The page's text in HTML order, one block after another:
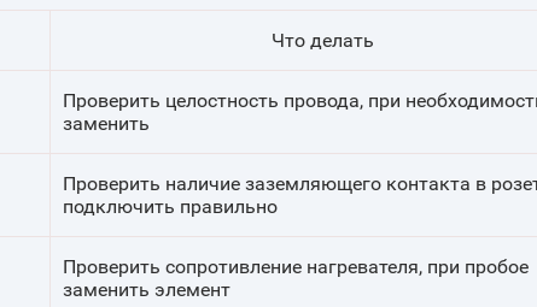
Что делать
Проверить целостность провода, при
заменить
Проверить наличие заземляющего контакта в
подключить правильно
Проверить сопротивление нагревателя, при пробое
заменить элемент